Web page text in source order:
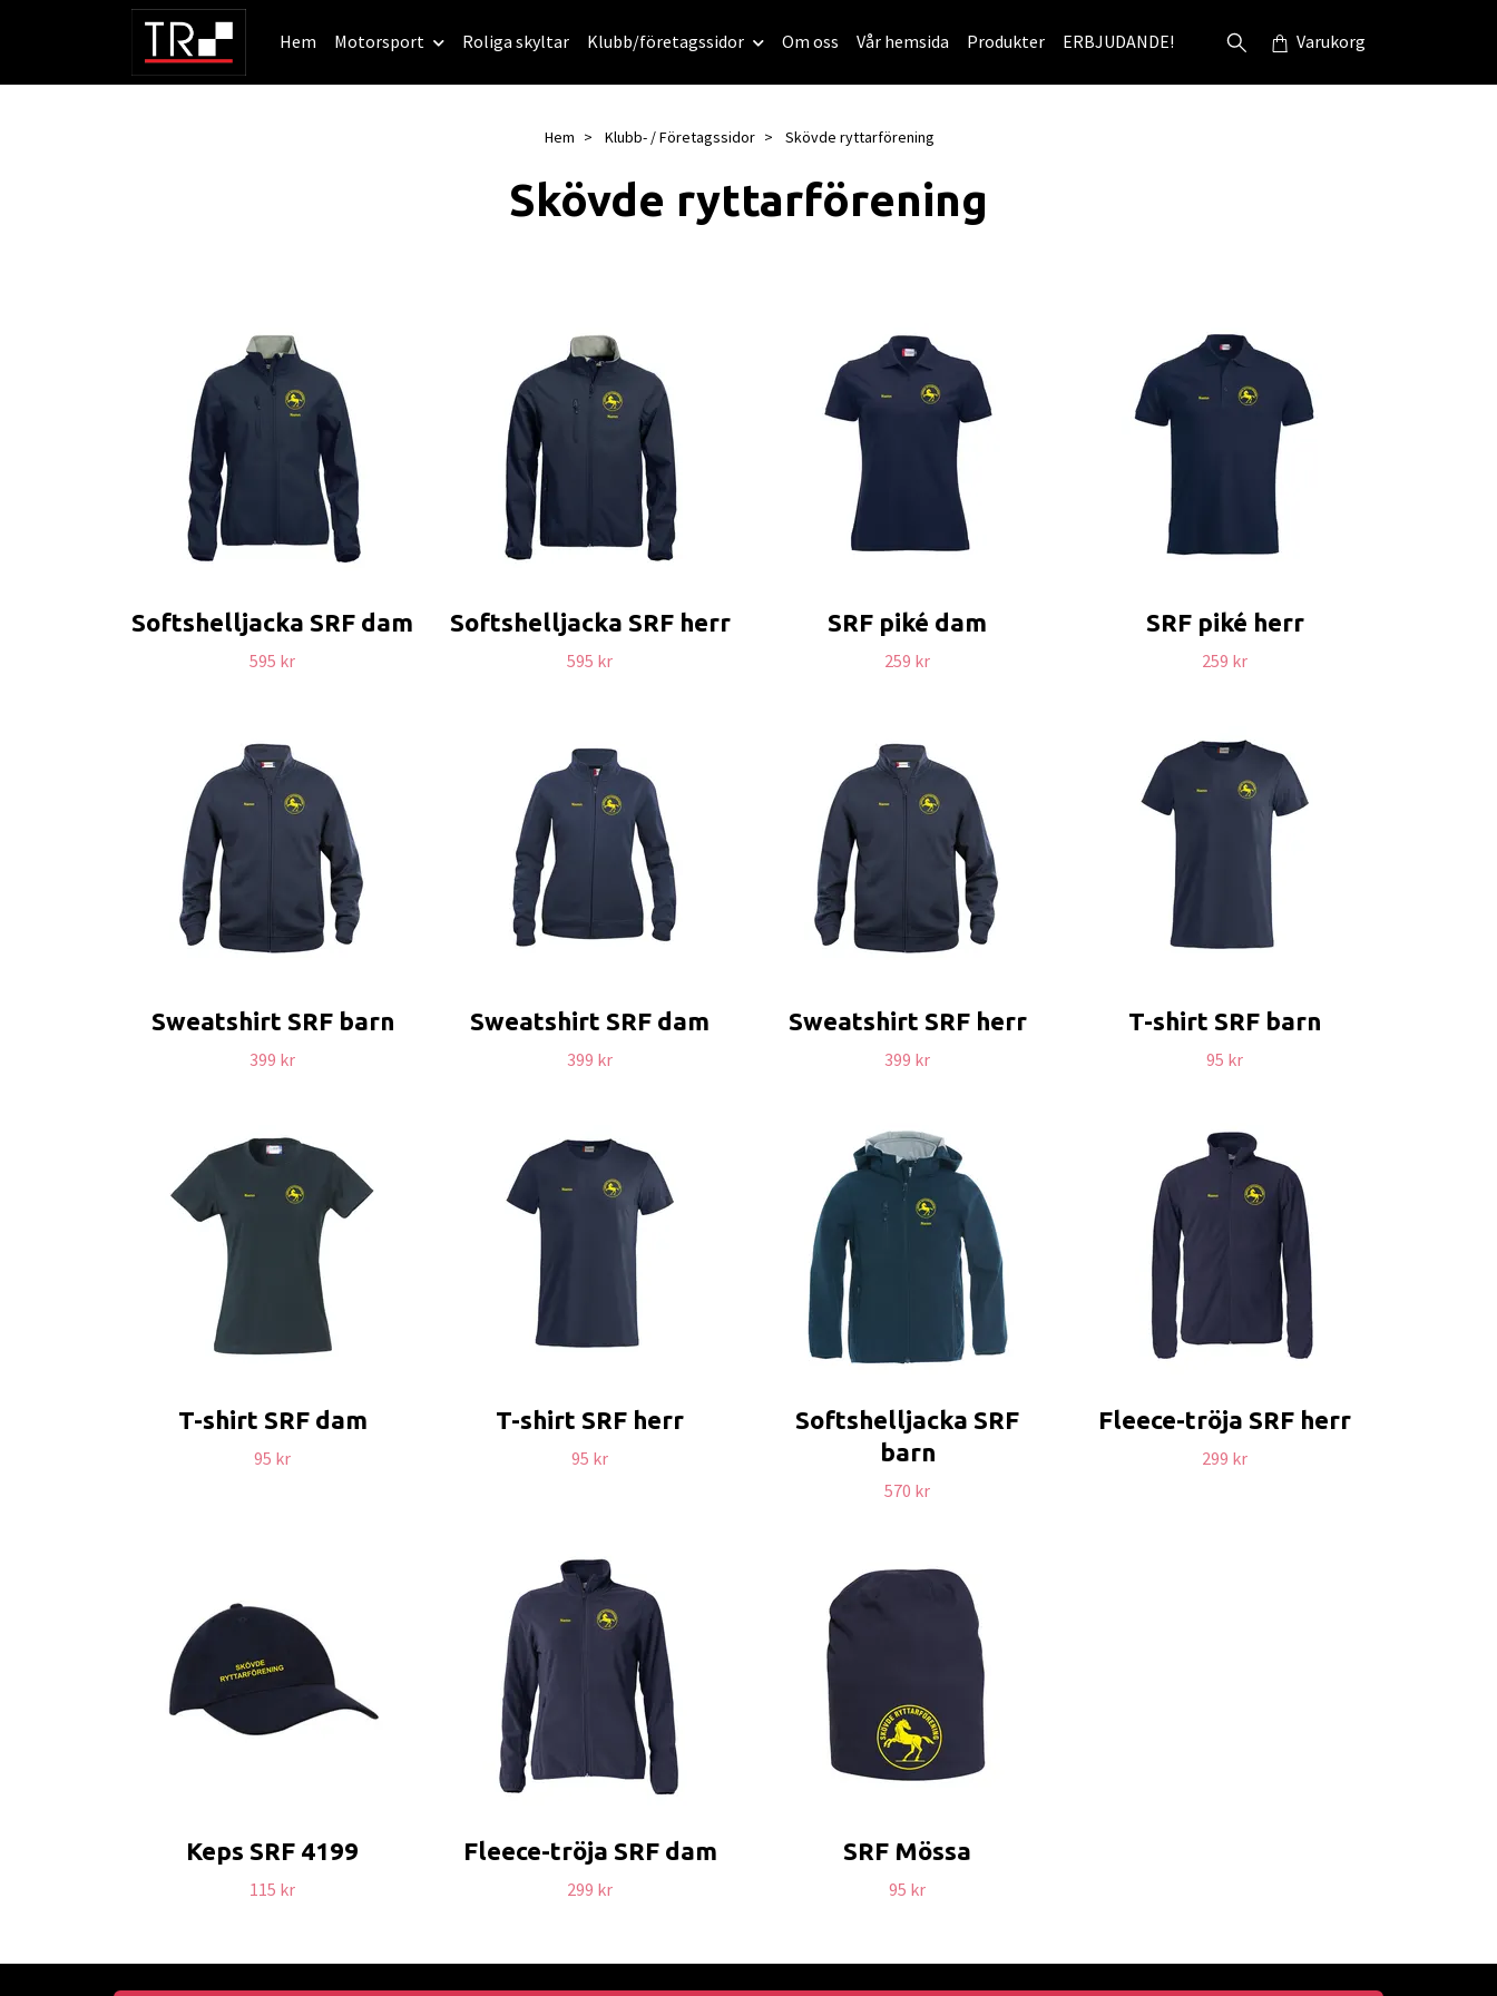
Hem Motorsport Roliga skyltar Klubb/företagssidor Om oss Vår hemsida Produkter ERBJUDANDE! Varukorg
Hem Klubb- / Företagssidor Skövde ryttarförening
Skövde ryttarförening
Softshelljacka SRF dam
595 kr
Softshelljacka SRF herr
595 kr
SRF piké dam
259 kr
SRF piké herr
259 kr
Sweatshirt SRF barn
399 kr
Sweatshirt SRF dam
399 kr
Sweatshirt SRF herr
399 kr
T-shirt SRF barn
95 kr
T-shirt SRF dam
95 kr
T-shirt SRF herr
95 kr
Softshelljacka SRF
barn
570 kr
Fleece-tröja SRF herr
299 kr
Keps SRF 4199
115 kr
Fleece-tröja SRF dam
299 kr
SRF Mössa
95 kr